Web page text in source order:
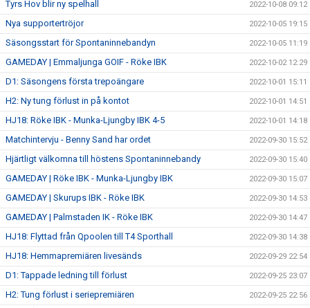
Tyrs Hov blir ny spelhall 2022-10-08 09:12
Nya supportertröjor 2022-10-05 19:15
Säsongsstart för Spontaninnebandyn 2022-10-05 11:19
GAMEDAY | Emmaljunga GOIF - Röke IBK 2022-10-02 12:29
D1: Säsongens första trepoängare 2022-10-01 15:11
H2: Ny tung förlust in på kontot 2022-10-01 14:51
HJ18: Röke IBK - Munka-Ljungby IBK 4-5 2022-10-01 14:18
Matchintervju - Benny Sand har ordet 2022-09-30 15:52
Hjärtligt välkomna till höstens Spontaninnebandy 2022-09-30 15:40
GAMEDAY | Röke IBK - Munka-Ljungby IBK 2022-09-30 15:07
GAMEDAY | Skurups IBK - Röke IBK 2022-09-30 14:53
GAMEDAY | Palmstaden IK - Röke IBK 2022-09-30 14:47
HJ18: Flyttad från Qpoolen till T4 Sporthall 2022-09-30 14:38
HJ18: Hemmapremiären livesänds 2022-09-29 22:54
D1: Tappade ledning till förlust 2022-09-25 23:07
H2: Tung förlust i seriepremiären 2022-09-25 22:56